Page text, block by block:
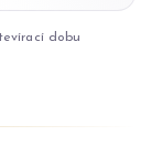
dobu